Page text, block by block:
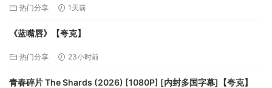
热门分享 1天前
《蓝嘴唇》【夸克】
热门分享 23小时前
青春碎片 The Shards (2026) [1080P] [内封多国字幕]【夸克】